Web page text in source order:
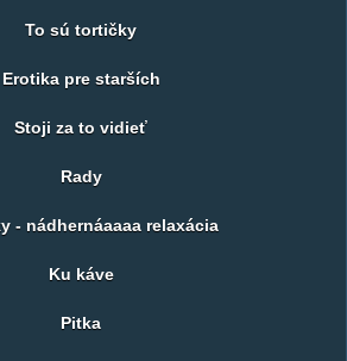
To sú tortičky
Erotika pre starších
Stoji za to vidieť
Rady
- nádhernáaaaa relaxácia
Ku káve
Pitka